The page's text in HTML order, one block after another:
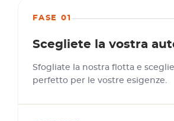
FASE 01
Scegliete la vostra
Sfogliate la nostra flotta e
perfetto per le vostre esigenze.